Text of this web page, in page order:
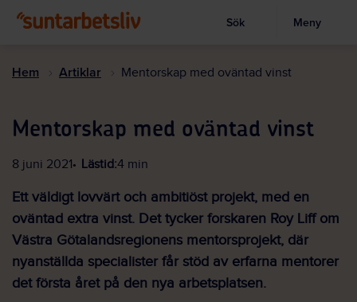
till
Visa sökruta
Sök Meny
Hem Artiklar Mentorskap med oväntad vinst
Mentorskap med oväntad vinst
8 juni 2021 Lästid:4 min
Ett väldigt lovvärt och ambitiöst projekt, med en
oväntad extra vinst. Det tycker forskaren Roy Liff om
Västra Götalandsregionens mentorsprojekt, där
nyanställda specialister får stöd av erfarna mentorer
det första året på den nya arbetsplatsen.